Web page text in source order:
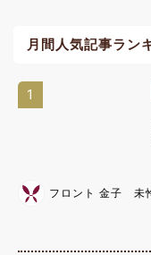
月間人気記事ラン
1
フロント 金子 未